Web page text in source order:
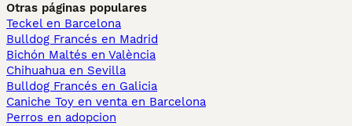
Otras páginas populares
Teckel en Barcelona
Bulldog Francés en Madrid
Bichón Maltés en València
Chihuahua en Sevilla
Bulldog Francés en Galicia
Caniche Toy en venta en Barcelona
Perros en adopcion